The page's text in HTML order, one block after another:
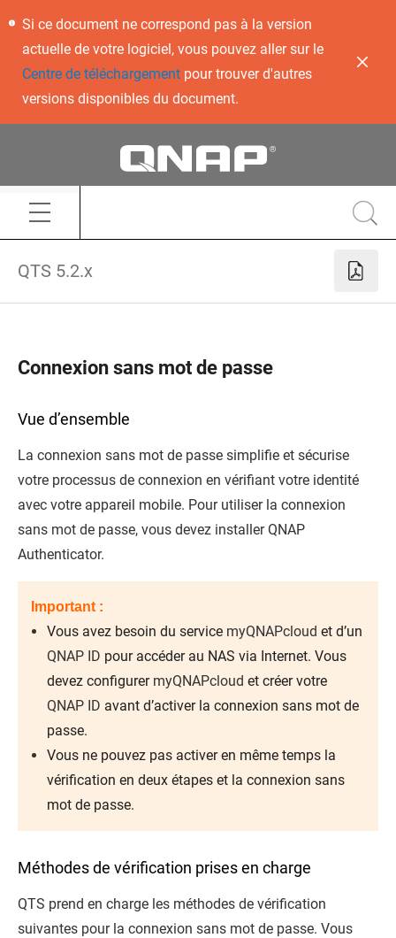
Si ce document ne correspond pas à la version
actuelle de votre logiciel, vous pouvez aller sur le
Centre de téléchargementpour trouver d'autres
versions disponibles du document.
QTS 5.2.x
Connexion sans mot de passe
Vue d’ensemble
La connexion sans mot de passe simplifie et sécurise
votre processus de connexion en vérifiant votre identité
avec votre appareil mobile. Pour utiliser la connexion
sans mot de passe, vous devez installerQNAP
Authenticator.
Important :
Vous avez besoin du service myQNAPcloud et d’un
QNAP ID pour accéder au NAS via Internet. Vous
devez configurer myQNAPcloud et créer votre
QNAP ID avant d’activer la connexion sans mot de
passe.
Vous ne pouvez pas activer en même temps la
vérification en deux étapes et la connexion sans
mot de passe.
Méthodes de vérification prises en charge
QTS prend en charge les méthodes de vérification
suivantes pour la connexion sans mot de passe. Vous